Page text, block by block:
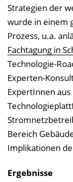
Strategien der
wurde in einem
Prozess, u.a.
Fachtagung in
Technologie-
Experten-
ExpertInnen
Bereich
Implikationen
Ergebnisse